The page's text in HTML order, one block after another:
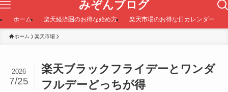
みぞんブログ
ホーム 楽天経済圏のお得な始め方 楽天市場のお得な日カレンダー
ホーム 楽天市場
楽天ブラックフライデーとワンダ
フルデーどっちが得
2026
7/25